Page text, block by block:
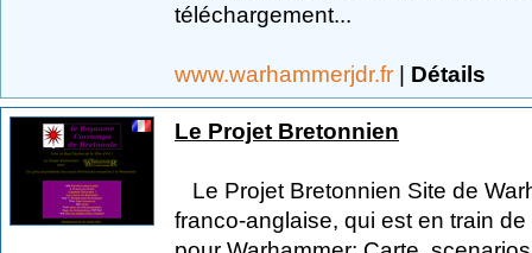
téléchargement...
www.warhammerjdr.fr | Détails
Le Projet Bretonnien
Le Projet Bretonnien Site de
franco-anglaise, qui est en train